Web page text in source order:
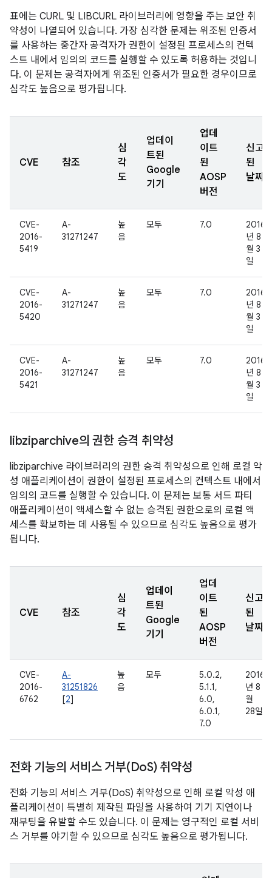
표에는 CURL 및 LIBCURL 라이브러리에 영향을 주는 보안 취
약성이 나열되어 있습니다. 가장 심각한 문제는 위조된 인증서
를 사용하는 중간자 공격자가 권한이 설정된 프로세스의 컨텍
스트 내에서 임의의 코드를 실행할 수 있도록 허용하는 것입니
다. 이 문제는 공격자에게 위조된 인증서가 필요한 경우이므로
심각도 높음으로 평가됩니다.
CVE 참조
심
각
도
업데이
트된
Google
기기
업데
이트
된
AOSP
버전
신고
된
날짜
CVE-
2016-
5419
A-
31271247
높
음
모두 7.0
2016
년 8
월 3
일
CVE-
2016-
5420
A-
31271247
높
음
모두 7.0
2016
년 8
월 3
일
CVE-
2016-
5421
A-
31271247
높
음
모두 7.0
2016
년 8
월 3
일
libziparchive의 권한 승격 취약성
libziparchive 라이브러리의 권한 승격 취약성으로 인해 로컬 악
성 애플리케이션이 권한이 설정된 프로세스의 컨텍스트 내에서
임의의 코드를 실행할 수 있습니다. 이 문제는 보통 서드 파티
애플리케이션이 액세스할 수 없는 승격된 권한으로의 로컬 액
세스를 확보하는 데 사용될 수 있으므로 심각도 높음으로 평가
됩니다.
CVE 참조
심
각
도
업데이
트된
Google
기기
업데
이트
된
AOSP
버전
신고
된
날짜
CVE-
2016-
6762
A-
31251826
[2]
높
음
모두
5.0.2,
5.1.1,
6.0,
6.0.1,
7.0
2016
년 8
월
28일
전화 기능의 서비스 거부(DoS) 취약성
전화 기능의 서비스 거부(DoS) 취약성으로 인해 로컬 악성 애
플리케이션이 특별히 제작된 파일을 사용하여 기기 지연이나
재부팅을 유발할 수도 있습니다. 이 문제는 영구적인 로컬 서비
스 거부를 야기할 수 있으므로 심각도 높음으로 평가됩니다.